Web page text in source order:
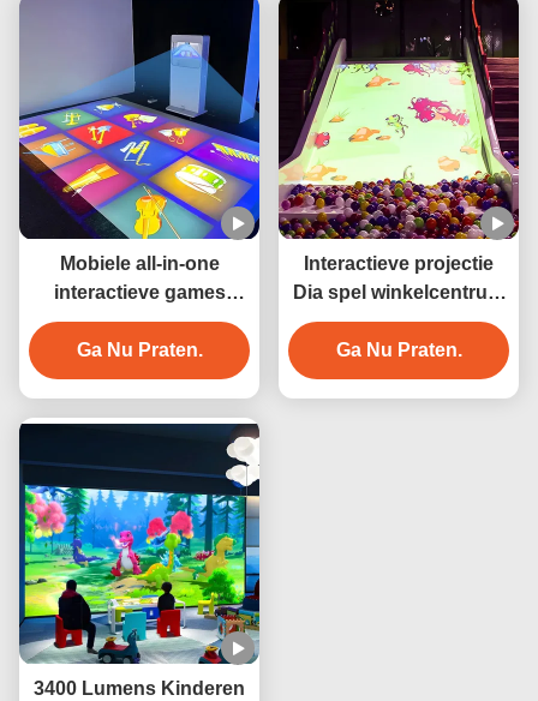
Mobiele all-in-one
interactieve games
projector machine
cultureel toerisme
Ga Nu Praten.
Interactieve projectie
Dia spel winkelcentrum
Interactieve projector
Ga Nu Praten.
3400 Lumens Kinderen